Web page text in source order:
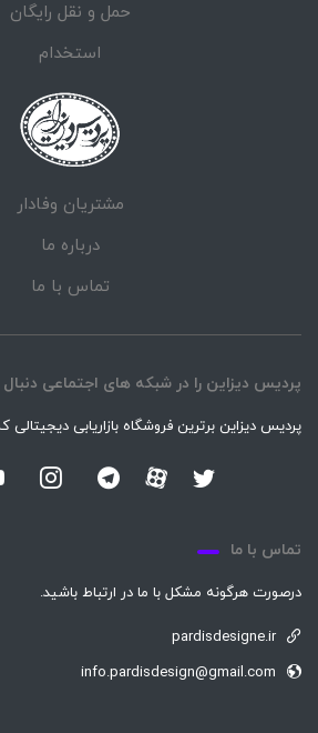
حمل و نقل رایگان
استخدام
مشتریان وفادار
درباره ما
تماس با ما
پردیس دیزاین را در شبکه های اجتماعی دنبال
پردیس دیزاین برترین فروشگاه بازاریابی دیجیتالی
تماس با ما
درصورت هرگونه مشکل با ما در ارتباط باشید.
pardisdesigne.ir
info.pardisdesign@gmail.com